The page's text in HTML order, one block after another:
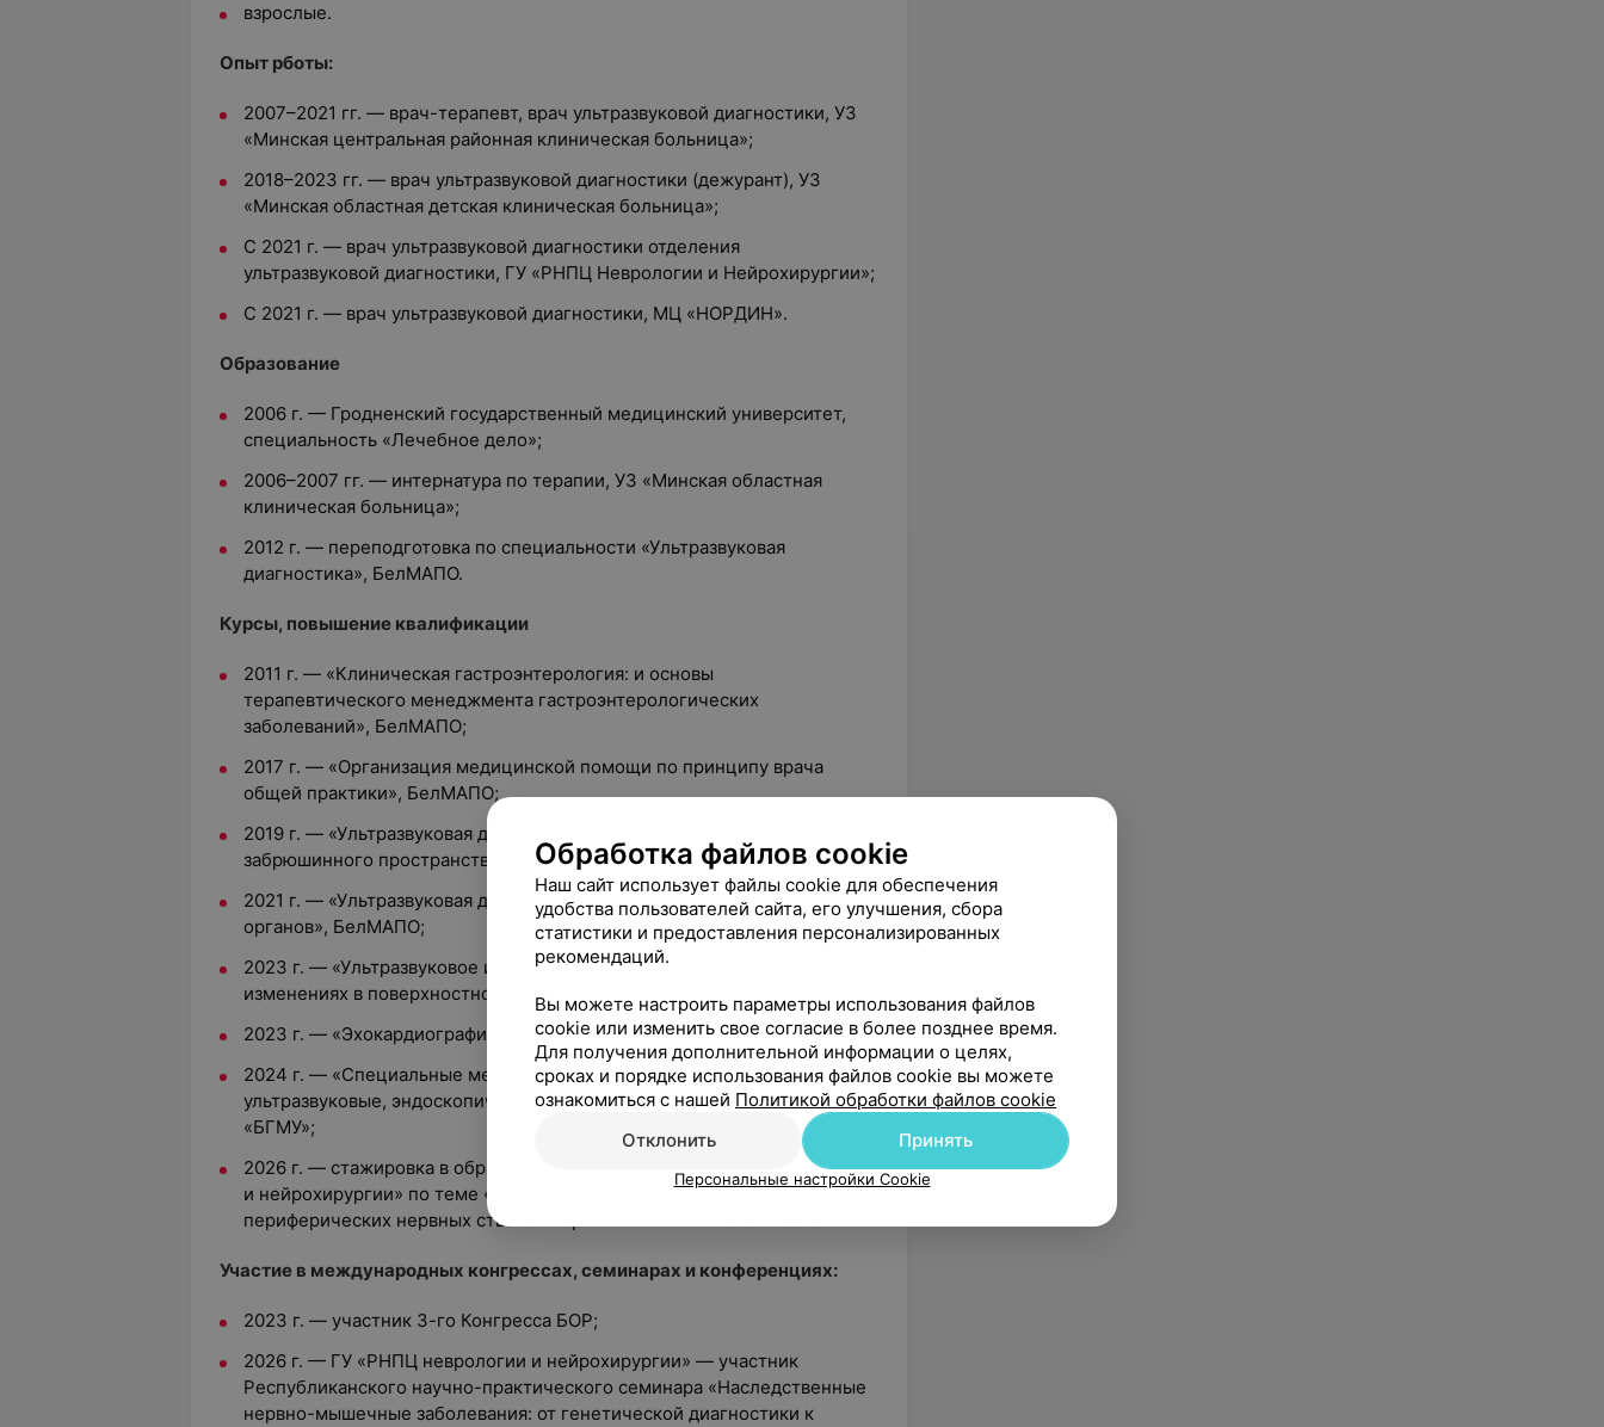
взрослые.
Опыт рботы:
2007–2021 гг. — врач-терапевт, врач ультразвуковой диагностики, УЗ
«Минская центральная районная клиническая больница»;
2018–2023 гг. — врач ультразвуковой диагностики (дежурант), УЗ
«Минская областная детская клиническая больница»;
С 2021 г. — врач ультразвуковой диагностики отделения
ультразвуковой диагностики, ГУ «РНПЦ Неврологии и Нейрохирургии»;
С 2021 г. — врач ультразвуковой диагностики, МЦ «НОРДИН».
Образование
2006 г. — Гродненский государственный медицинский университет,
специальность «Лечебное дело»;
2006–2007 гг. — интернатура по терапии, УЗ «Минская областная
клиническая больница»;
2012 г. — переподготовка по специальности «Ультразвуковая
диагностика», БелМАПО.
Курсы, повышение квалификации
2011 г. — «Клиническая гастроэнтерология: и основы
терапевтического менеджмента гастроэнтерологических
заболеваний», БелМАПО;
2017 г. — «Организация медицинской помощи по принципу врача
общей практики», БелМАПО;
2019 г. — «Ультразвуковая диагностика патологии сосудов
забрюшинного пространства и нижних конечностей», БелМАПО;
2021 г. — «Ультразвуковая диагностика патологии внутренних
органов», БелМАПО;
2023 г. — «Ультразвуковое исследование при патологических
изменениях в поверхностно расположенных тканях», ГУ «РНПЦ ДОГИ»;
2023 г. — «Эхокардиография пороков сердца», ГУО «БелМАПО»;
2024 г. — «Специальные методы диагностики (рентгенологические,
ультразвуковые, эндоскопические) в хирургии детского возраста, УО
«БГМУ»;
2026 г. — стажировка в образовательном центре ГУ «РНПЦ неврологии
и нейрохирургии» по теме «Ультразвуковая диагностика
периферических нервных стволов верхних и нижних конечностей».
Участие в международных конгрессах, семинарах и конференциях:
2023 г. — участник 3-го Конгресса БОР;
2026 г. — ГУ «РНПЦ неврологии и нейрохирургии» — участник
Республиканского научно-практического семинара «Наследственные
нервно-мышечные заболевания: от генетической диагностики к
Обработка файлов cookie
Наш сайт использует файлы cookie для обеспечения
удобства пользователей сайта, его улучшения, сбора
статистики и предоставления персонализированных
рекомендаций.
Вы можете настроить параметры использования файлов
cookie или изменить свое согласие в более позднее время.
Для получения дополнительной информации о целях,
сроках и порядке использования файлов cookie вы можете
ознакомиться с нашей Политикой обработки файлов cookie
Отклонить
Принять
Персональные настройки Cookie